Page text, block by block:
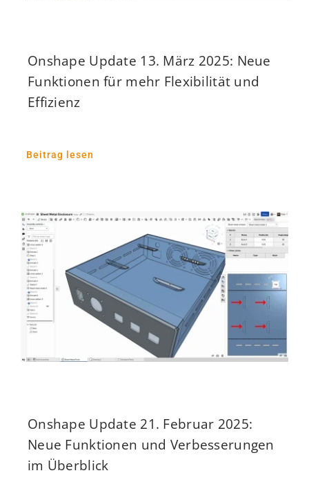
Onshape Update 13. März 2025: Neue
Funktionen für mehr Flexibilität und
Effizienz
Beitrag lesen
Onshape Update 21. Februar 2025:
Neue Funktionen und Verbesserungen
im Überblick